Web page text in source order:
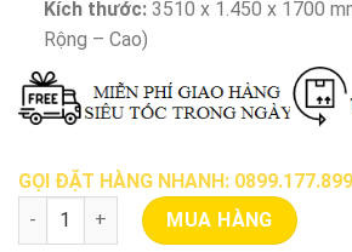
Kích thước:3510 x 1.450 x 1700
Rộng – Cao)
GỌI ĐẶT HÀNG NHANH: 0899.177.899
Bồn Nước Inox 5000 Lít Nằm Nam
MUA HÀNG